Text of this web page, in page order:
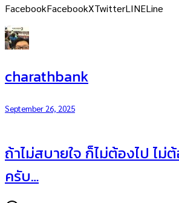
FacebookFacebookXTwitterLINELine
charathbank
September 26, 2025
ถ้าไม่สบายใจ ก็ไม่ต้องไป ไม่
ครับ…